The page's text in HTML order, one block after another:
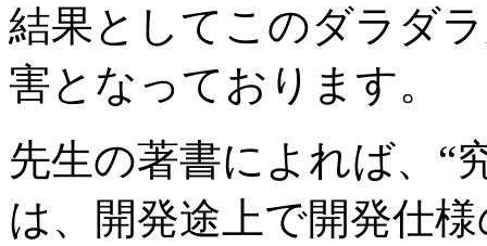
結果としてこのダラダ
害となっております。
先生の著書によれば、“
は、開発途上で開発仕